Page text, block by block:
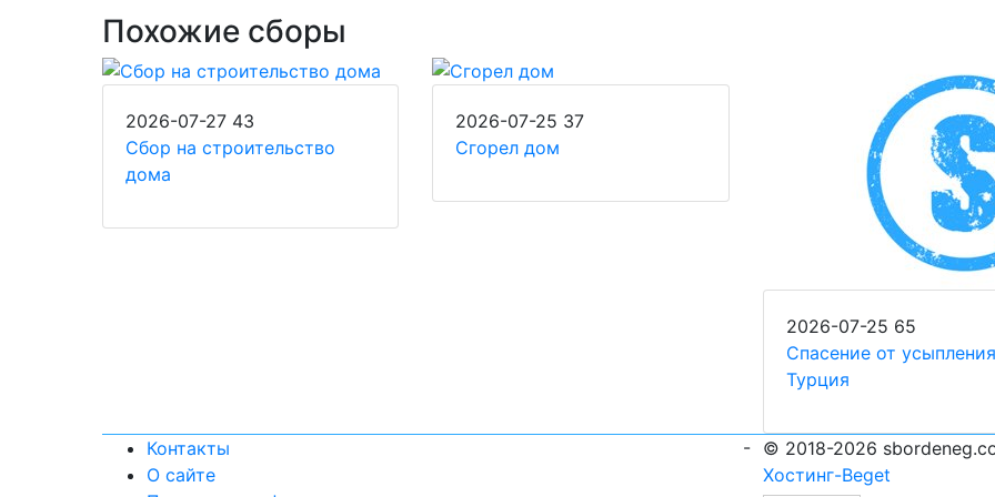
Похожие сборы
2026-07-27 43
Сбор на строительство
дома
2026-07-25 37
Сгорел дом
2026-07-25 65
Спасение от усыпления
Турция
-
Контакты
О сайте
© 2018-2026
Хостинг-Beget